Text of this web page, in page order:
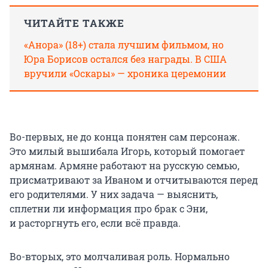
ЧИТАЙТЕ ТАКЖЕ
«Анора» (18+) стала лучшим фильмом, но
Юра Борисов остался без награды. В США
вручили «Оскары» — хроника церемонии
Во-первых, не до конца понятен сам персонаж.
Это милый вышибала Игорь, который помогает
армянам. Армяне работают на русскую семью,
присматривают за Иваном и отчитываются перед
его родителями. У них задача — выяснить,
сплетни ли информация про брак с Эни,
и расторгнуть его, если всё правда.
Во-вторых, это молчаливая роль. Нормально